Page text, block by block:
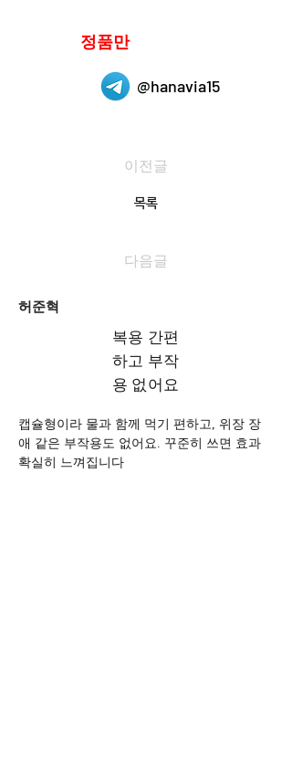
정품만
@hanavia15
이전글
목록
다음글
허준혁
복용 간편
하고 부작
용 없어요
캡슐형이라 물과 함께 먹기 편하고, 위장 장
애 같은 부작용도 없어요. 꾸준히 쓰면 효과
확실히 느껴집니다